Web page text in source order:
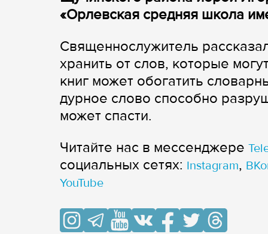
«Орлевская средняя школа
Священнослужитель
хранить от слов, которые
книг может обогатить
дурное слово способно
может спасти.
Читайте нас в мессенджере
cоциальных сетях: Instagram,
YouTube